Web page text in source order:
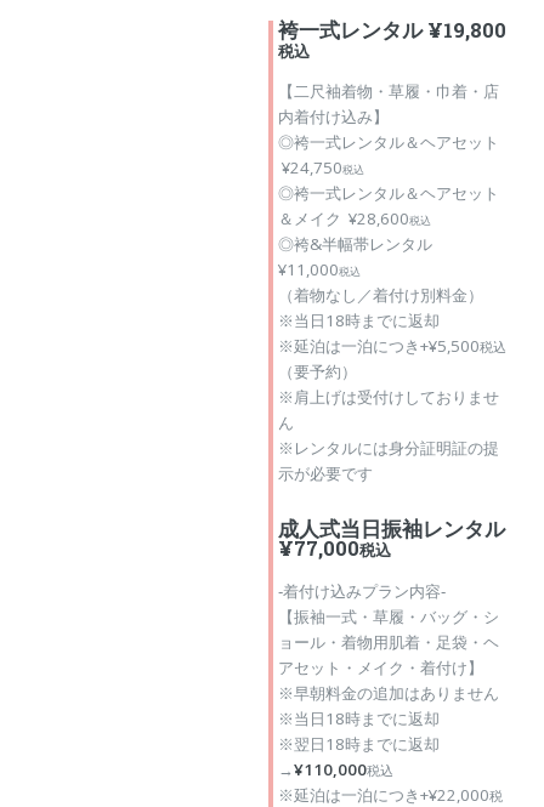
袴一式レンタル ¥19,800
税込
【二尺袖着物・草履・巾着・店
内着付け込み】
◎袴一式レンタル＆ヘアセット
¥24,750税込
◎袴一式レンタル＆ヘアセット
＆メイク ¥28,600税込
◎袴&半幅帯レンタル
¥11,000税込
（着物なし／着付け別料金）
※当日18時までに返却
※延泊は一泊につき+¥5,500税込
（要予約）
※肩上げは受付けしておりませ
ん
※レンタルには身分証明証の提
示が必要です
成人式当日振袖レンタル
¥77,000税込
‐着付け込みプラン内容‐
【振袖一式・草履・バッグ・シ
ョール・着物用肌着・足袋・ヘ
アセット・メイク・着付け】
※早朝料金の追加はありません
※当日18時までに返却
※翌日18時までに返却
→¥110,000税込
※延泊は一泊につき+¥22,000税